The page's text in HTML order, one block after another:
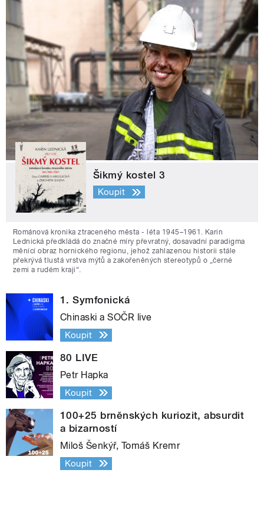
Šikmý kostel 3
Koupit
Románová kronika ztraceného města - léta 1945–1961. Karin
Lednická předkládá do značné míry převratný, dosavadní paradigma
měnící obraz hornického regionu, jehož zahlazenou historii stále
překrývá tlustá vrstva mýtů a zakořeněných stereotypů o „černé
zemi a rudém kraji“.
1. Symfonická
Chinaski a SOČR live
Koupit
80 LIVE
Petr Hapka
Koupit
100+25 brněnských kuriozit, absurdit
a bizarností
Miloš Šenkýř, Tomáš Kremr
Koupit